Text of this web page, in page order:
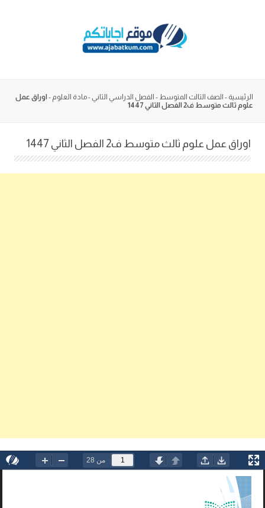
الرئيسية - الصف الثالث المتوسط - الفصل الدراسي الثاني -مادة العلوم - اوراق عمل
علوم ثالث متوسط ف2 الفصل الثاني 1447
اوراق عمل علوم ثالث متوسط ف2 الفصل الثاني 1447